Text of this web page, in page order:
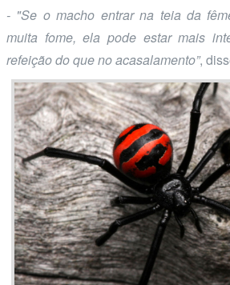
- "Se o macho entrar na teia da
muita fome, ela pode estar mais
refeição do que no acasalamento”,